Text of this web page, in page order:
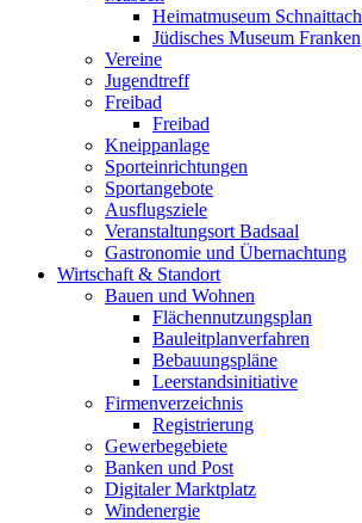
Heimatmuseum Schnaittach
Jüdisches Museum Franken
Vereine
Jugendtreff
Freibad
Freibad
Kneippanlage
Sporteinrichtungen
Sportangebote
Ausflugsziele
Veranstaltungsort Badsaal
Gastronomie und Übernachtung
Wirtschaft & Standort
Bauen und Wohnen
Flächennutzungsplan
Bauleitplanverfahren
Bebauungspläne
Leerstandsinitiative
Firmenverzeichnis
Registrierung
Gewerbegebiete
Banken und Post
Digitaler Marktplatz
Windenergie